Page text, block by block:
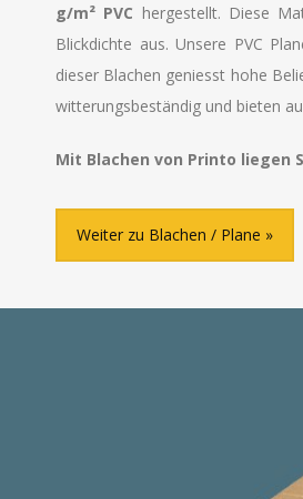
g/m² PVC hergestellt. Diese
Blickdichte aus. Unsere PVC
dieser Blachen geniesst hohe
witterungsbeständig und bieten
Mit Blachen von Printo liegen
Weiter zu Blachen / Plane